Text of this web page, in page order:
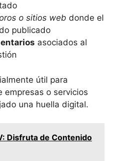
o sitios web donde el
publicado
asociados al
útil para
empresas o servicios
una huella digital.
Disfruta de Contenido